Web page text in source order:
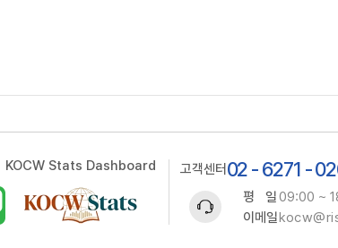
KOCW Stats Dashboard 고객센터 02 - 6271 -
평 일09:00 ~
이메일